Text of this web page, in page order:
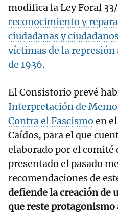
modifica la Ley Foral
reconocimiento y
ciudadanas y
víctimas de la
de 1936.
El Consistorio prevé
Interpretación de
Contra el Fascismo en
Caídos, para el que
elaborado por el comité
presentado el pasado
recomendaciones de
defiende la creación de
que reste protagonismo